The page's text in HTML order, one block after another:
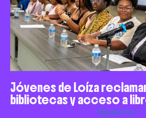
Jóvenes de Loíza
bibliotecas y acceso a
Siguiente »